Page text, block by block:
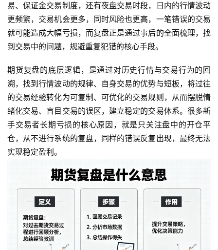
易、保证金交易制度，还有夜盘交易时段，日内的行情波动
更频繁，交易机会更多，同时风险也更高，一笔错误的交易
就可能造成大幅亏损，而复盘正是通过事后的全面梳理，找
到交易中的问题，规避重复犯错的核心手段。
期货复盘的底层逻辑，是通过对历史行情与交易行为的回
溯，找到行情波动的规律、自身交易的优势与短板，将过往
的交易经验转化为可复制、可优化的交易规则，从而摆脱情
绪化交易、盲目交易的误区，建立稳定的交易体系。很多新
手交易者长期亏损的核心原因，就是只关注盘中的开仓平
仓，从不进行系统的复盘，同样的错误反复出现，最终无法
实现稳定盈利。